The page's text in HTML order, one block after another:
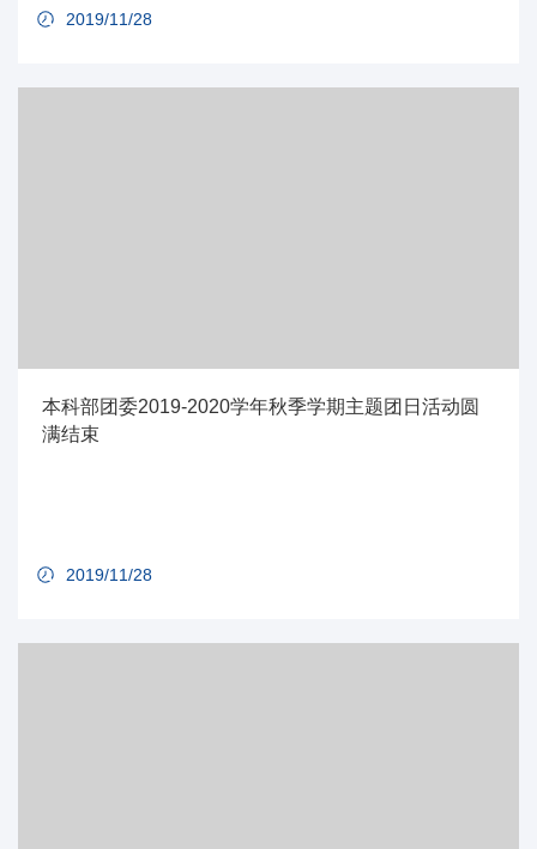
2019/11/28
本科部团委2019-2020学年秋季学期主题团日活动圆
满结束
2019/11/28